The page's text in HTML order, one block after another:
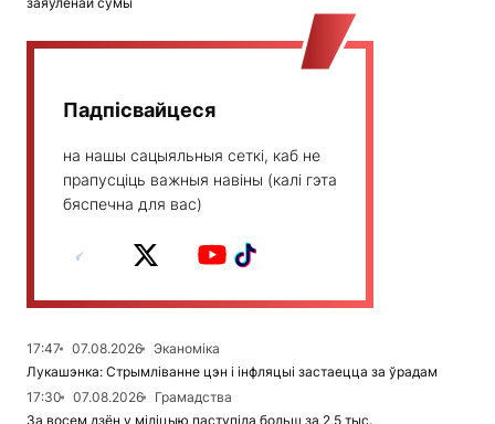
Падпісвайцеся
на нашы сацыяльныя сеткі, каб не
прапусціць важныя навіны (калі гэта
бяспечна для вас)
17:47 07.08.2026
Эканоміка
Лукашэнка: Стрымліванне цэн і інфляцыі застаецца за ўрадам
17:30
07.08.2026
Грамадства
За восем дзён у міліцыю паступіла больш за 2,5 тыс.